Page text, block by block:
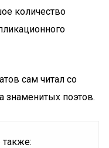
количество
сам читал со
знаменитых поэтов.
также: